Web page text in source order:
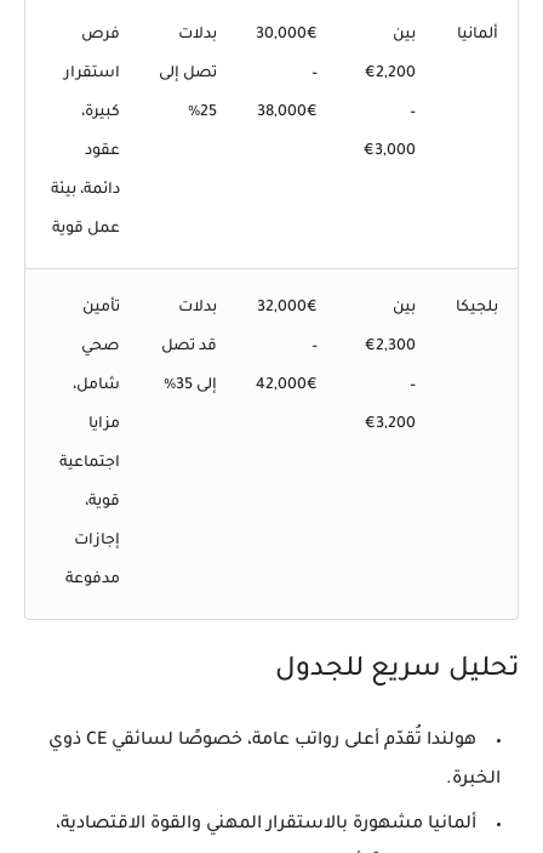
ألمانيا بين
2,200€
–
3,000€
30,000€
–
38,000€
بدلات
تصل إلى
25%
فرص
استقرار
كبيرة،
عقود
دائمة، بيئة
عمل قوية
بلجيكا بين
2,300€
–
3,200€
32,000€
–
42,000€
بدلات
قد تصل
إلى 35%
تأمين
صحي
شامل،
مزايا
اجتماعية
قوية،
إجازات
مدفوعة
تحليل سريع للجدول
هولندا
تُقدّم أعلى رواتب عامة، خصوصًا لسائقي CE ذوي
الخبرة.
ألمانيا مشهورة بالاستقرار المهني والقوة الاقتصادية،